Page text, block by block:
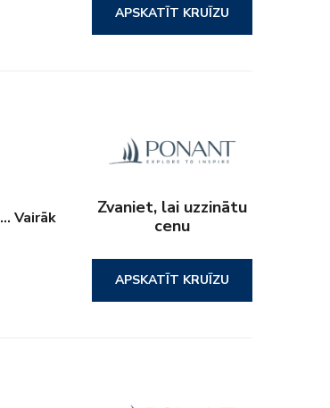
APSKATĪT KRUĪZU
… Vairāk
Zvaniet, lai uzzinātu
cenu
APSKATĪT KRUĪZU